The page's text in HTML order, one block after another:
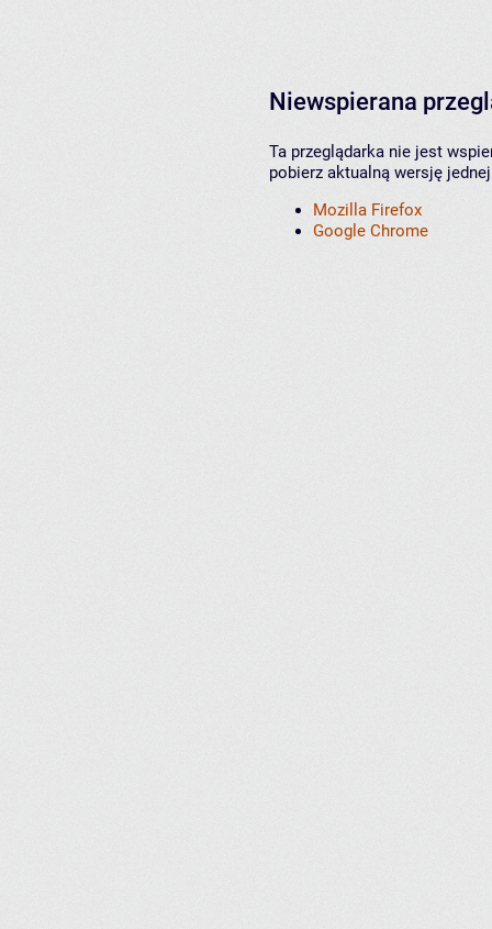
Niewspierana
Ta przeglądarka nie jest
pobierz aktualną wersję
Mozilla Firefox
Google Chrome